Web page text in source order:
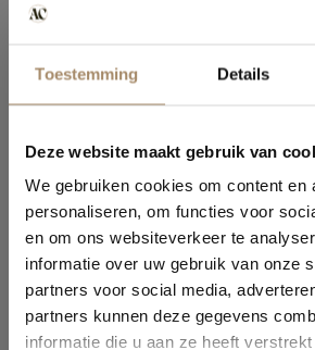
Toestemming Details
Deze website maakt gebruik van
We gebruiken cookies om content en
personaliseren, om functies voor
en om ons websiteverkeer te
informatie over uw gebruik van onze
partners voor social media,
partners kunnen deze gegevens
informatie die u aan ze heeft